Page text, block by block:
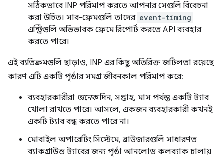
সঠিকভাবে INP পরিমাপ করতে আপনার সেগুলি বিবেচনা
করা উচিত। সাব-ফ্রেমগুলি তাদের event-timing
এন্ট্রিগুলি অভিভাবক ফ্রেমে রিপোর্ট করতে API ব্যবহার
করতে পারে।
এই ব্যতিক্রমগুলি ছাড়াও, INP এর কিছু অতিরিক্ত জটিলতা রয়েছে
কারণ এটি একটি পৃষ্ঠার সমগ্র জীবনকাল পরিমাপ করে:
ব্যবহারকারীরা অনেকদিন, সপ্তাহ, মাস পর্যন্ত একটি ট্যাব
খোলা রাখতে পারে। আসলে, একজন ব্যবহারকারী কখনই
একটি ট্যাব বন্ধ করতে পারে না।
মোবাইল অপারেটিং সিস্টেমে, ব্রাউজারগুলি সাধারণত
ব্যাকগ্রাউন্ড ট্যাবের জন্য পৃষ্ঠা আনলোড কলব্যাক চালায়